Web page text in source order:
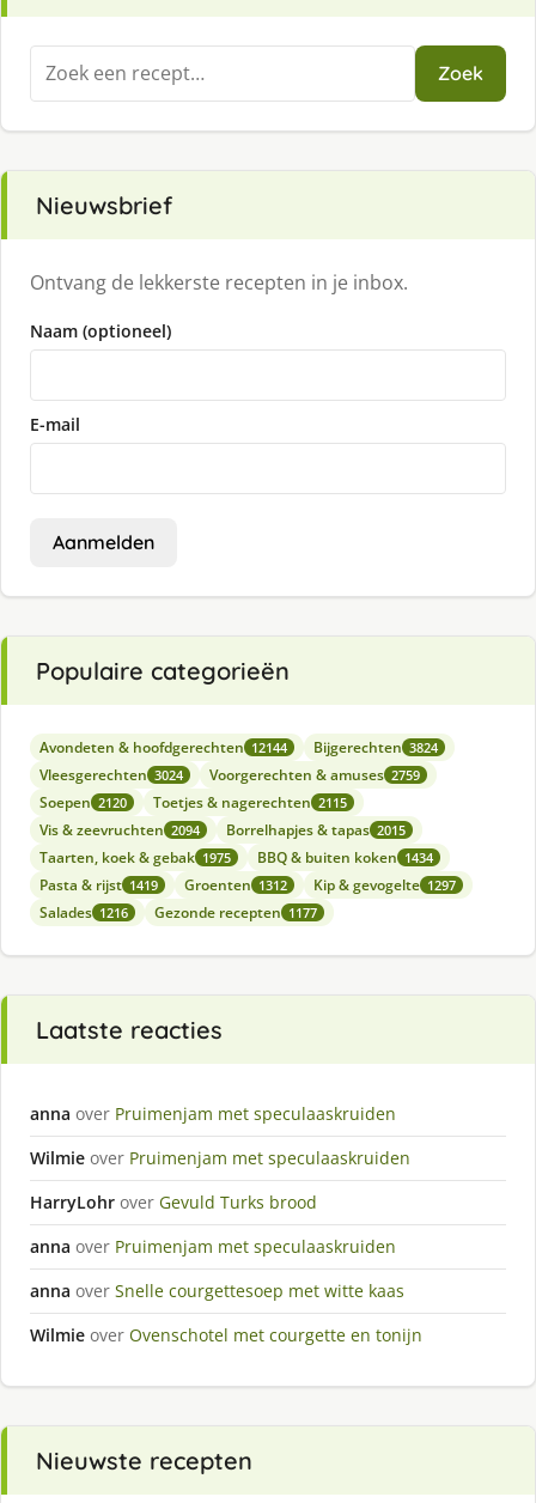
Zoeken
naar:
Zoek
Nieuwsbrief
Ontvang de lekkerste recepten in je inbox.
Naam (optioneel)
E-mail
Aanmelden
Populaire categorieën
Avondeten & hoofdgerechten 12144 Bijgerechten 3824
Vleesgerechten 3024 Voorgerechten & amuses 2759
Soepen 2120 Toetjes & nagerechten 2115
Vis & zeevruchten 2094 Borrelhapjes & tapas 2015
Taarten, koek & gebak 1975 BBQ & buiten koken 1434
Pasta & rijst 1419 Groenten 1312 Kip & gevogelte 1297
Salades 1216 Gezonde recepten 1177
Laatste reacties
anna over Pruimenjam met speculaaskruiden
Wilmie over Pruimenjam met speculaaskruiden
HarryLohr over Gevuld Turks brood
anna over Pruimenjam met speculaaskruiden
anna over Snelle courgettesoep met witte kaas
Wilmie over Ovenschotel met courgette en tonijn
Nieuwste recepten